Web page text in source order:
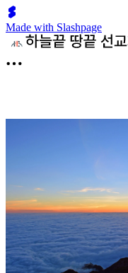
Made with Slashpage